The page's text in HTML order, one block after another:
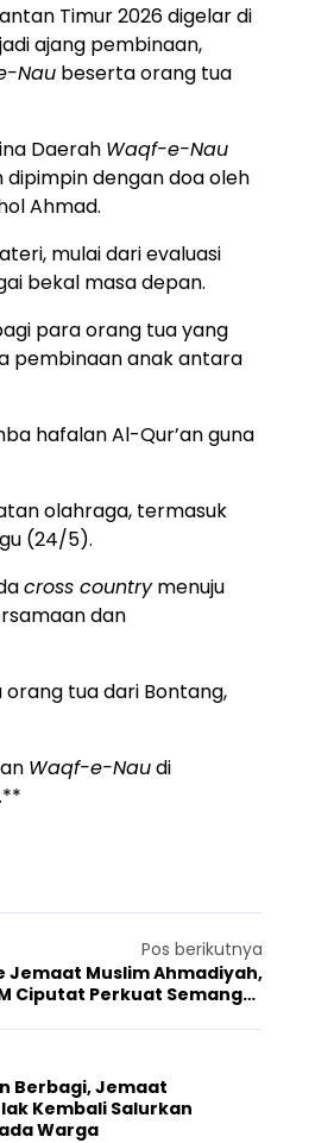
Timur 2026 digelar di
ajang pembinaan,
Nau beserta orang tua
Daerah Waqf-e-Nau
dipimpin dengan doa oleh
Ahmad.
mulai dari evaluasi
bekal masa depan.
para orang tua yang
pembinaan anak antara
hafalan Al-Qur’an guna
olahraga, termasuk
(24/5).
cross countrymenuju
dan
tua dari Bontang,
Waqf-e-Naudi
Pos berikutnya
Jemaat Muslim Ahmadiyah,
Ciputat Perkuat Semangat
Berbagi, Jemaat
Kembali Salurkan
Warga